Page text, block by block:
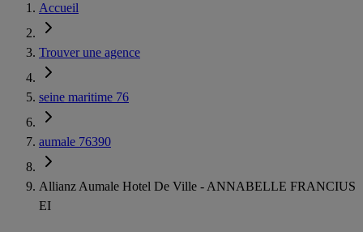
Accueil
Trouver une agence
seine maritime 76
aumale 76390
Allianz Aumale Hotel De Ville - ANNABELLE FRANCIUS
EI